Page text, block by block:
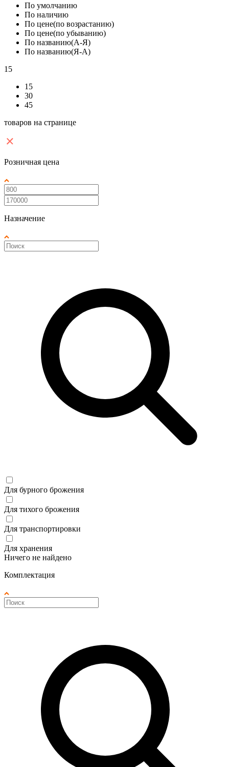
По умолчанию
По наличию
По цене(по возрастанию)
По цене(по убыванию)
По названию(А-Я)
По названию(Я-А)
15
15
30
45
товаров на странице
Розничная цена
Назначение
Для бурного брожения
Для тихого брожения
Для транспортировки
Для хранения
Ничего не найдено
Комплектация